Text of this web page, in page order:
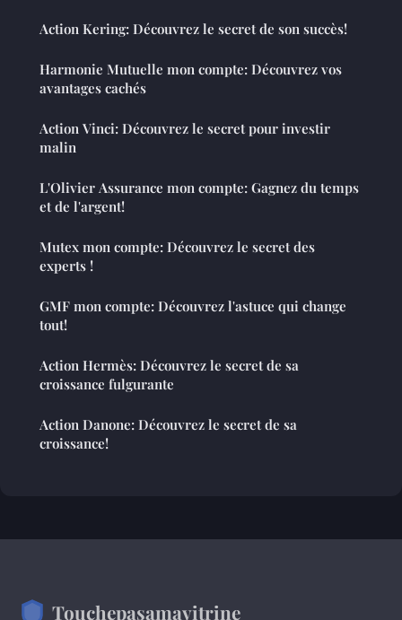
Action Kering: Découvrez le secret de son succès!
Harmonie Mutuelle mon compte: Découvrez vos
avantages cachés
Action Vinci: Découvrez le secret pour investir
malin
L'Olivier Assurance mon compte: Gagnez du temps
et de l'argent!
Mutex mon compte: Découvrez le secret des
experts !
GMF mon compte: Découvrez l'astuce qui change
tout!
Action Hermès: Découvrez le secret de sa
croissance fulgurante
Action Danone: Découvrez le secret de sa
croissance!
Touchepasamavitrine